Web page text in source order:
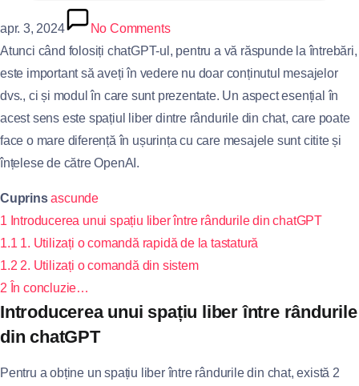
apr. 3, 2024
No Comments
Atunci când folosiți chatGPT-ul, pentru a vă răspunde la întrebări,
este important să aveți în vedere nu doar conținutul mesajelor
dvs., ci și modul în care sunt prezentate. Un aspect esențial în
acest sens este spațiul liber dintre rândurile din chat, care poate
face o mare diferență în ușurința cu care mesajele sunt citite și
înțelese de către OpenAI.
Cuprins ascunde
1 Introducerea unui spațiu liber între rândurile din chatGPT
1.1 1. Utilizați o comandă rapidă de la tastatură
1.2 2. Utilizați o comandă din sistem
2 În concluzie…
Introducerea unui spațiu liber între rândurile
din chatGPT
Pentru a obține un spațiu liber între rândurile din chat, există 2